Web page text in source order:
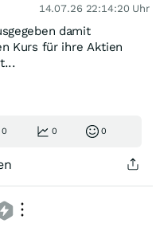
14.07.26 22:14:20 Uhr
damit
Kurs für ihre Aktien
0 0 0